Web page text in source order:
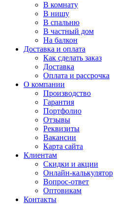
В комнату
В нишу
В спальню
В частный дом
На балкон
Доставка и оплата
Как сделать заказ
Доставка
Оплата и рассрочка
О компании
Производство
Гарантия
Портфолио
Отзывы
Реквизиты
Вакансии
Карта сайта
Клиентам
Скидки и акции
Онлайн-калькулятор
Вопрос-ответ
Оптовикам
Контакты